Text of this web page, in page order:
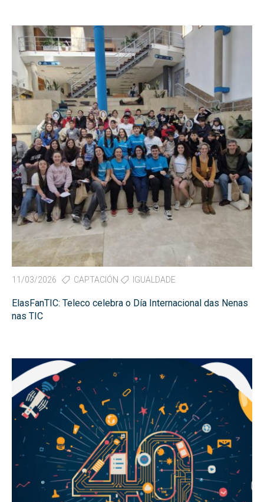
11/03/2026 CAPTACIÓN IGUALDADE
ElasFanTIC: Teleco celebra o Día Internacional das Nenas
nas TIC